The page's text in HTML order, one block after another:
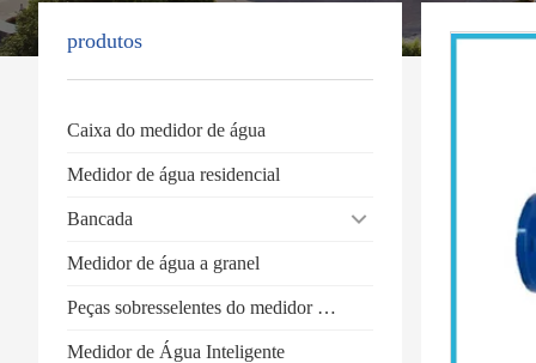
produtos
Caixa do medidor de água
Medidor de água residencial
Bancada
Medidor de água a granel
Peças sobresselentes do medidor de água
Medidor de Água Inteligente